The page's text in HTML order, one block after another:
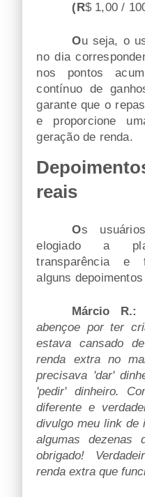
(R$ 1,00 /
Ou seja, o usuário receberia R$ 0,10
no dia
nos pontos
contínuo de
garante que o
e proporcione
geração de renda.
reais
Os
elogiado a
transparência e
alguns
Márcio R.:
abençoe por ter
estava cansado
renda extra no
precisava 'dar'
'pedir' dinheiro.
diferente e
divulgo meu link de
algumas
obrigado!
renda extra que